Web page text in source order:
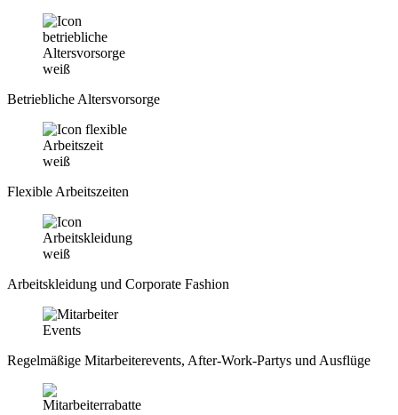
Betriebliche Altersvorsorge
Flexible Arbeitszeiten
Arbeitskleidung und Corporate Fashion
Regelmäßige Mitarbeiterevents, After-Work-Partys und Ausflüge